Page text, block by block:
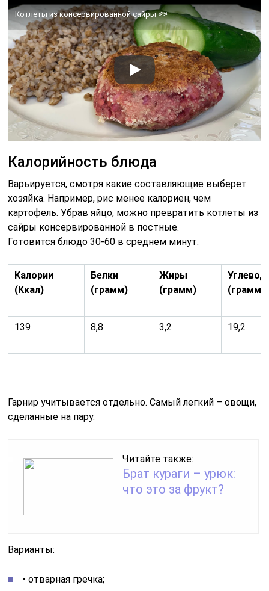
Котлеты из консервированной сайры 🐟
Калорийность блюда
Варьируется, смотря какие составляющие выберет
хозяйка. Например, рис менее калориен, чем
картофель. Убрав яйцо, можно превратить котлеты из
сайры консервированной в постные.
Готовится блюдо 30-60 в среднем минут.
Калории
(Ккал)
Белки
(грамм)
Жиры
(грамм)
(грамм)
139 8,8 3,2 19,2
Гарнир учитывается отдельно. Самый легкий – овощи,
сделанные на пару.
Читайте также:
Брат кураги – урюк:
что это за фрукт?
Варианты:
• отварная гречка;